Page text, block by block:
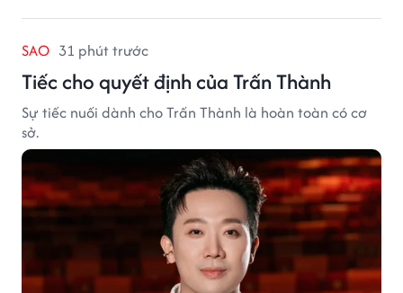
SAO 31 phút trước
Tiếc cho quyết định của Trấn Thành
Sự tiếc nuối dành cho Trấn Thành là hoàn toàn có cơ
sở.